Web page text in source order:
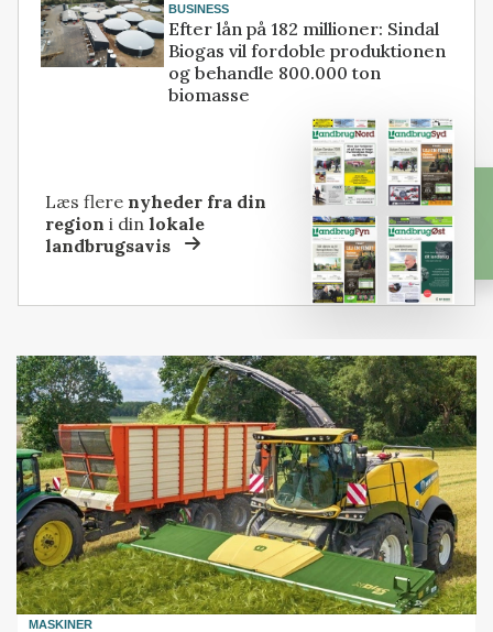
BUSINESS
Efter lån på 182 millioner: Sindal
Biogas vil fordoble produktionen
og behandle 800.000 ton
biomasse
Læs flere nyheder fra din
region i dinlokale
landbrugsavis
MASKINER